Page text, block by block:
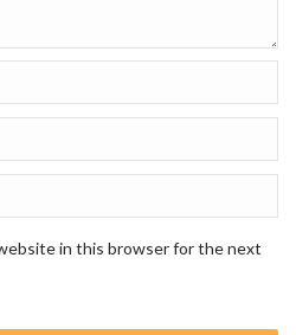
in this browser for the next